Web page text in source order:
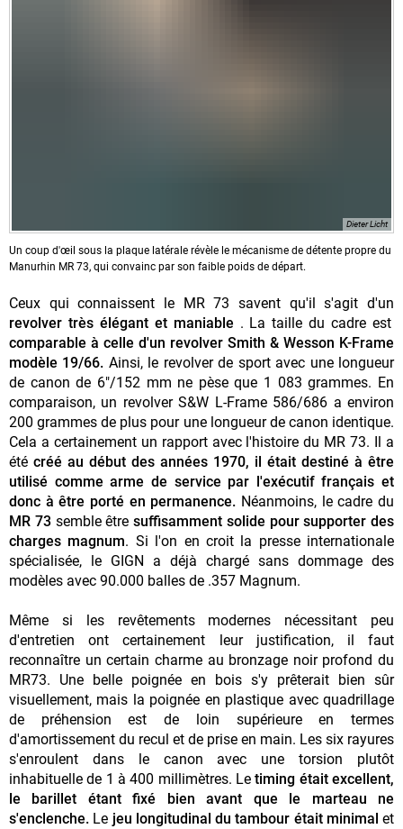
Dieter Licht
Un coup d'œil sous la plaque latérale révèle le mécanisme de détente propre du
Manurhin MR 73, qui convainc par son faible poids de départ.
Ceux qui connaissent le MR 73 savent qu'il s'agit d'un
revolver très élégant et maniable . La taille du cadre est
comparable à celle d'un revolver Smith & Wesson K-Frame
modèle 19/66. Ainsi, le revolver de sport avec une longueur
de canon de 6"/152 mm ne pèse que 1 083 grammes. En
comparaison, un revolver S&W L-Frame 586/686 a environ
200 grammes de plus pour une longueur de canon identique.
Cela a certainement un rapport avec l'histoire du MR 73. Il a
été créé au début des années 1970, il était destiné à être
utilisé comme arme de service par l'exécutif français et
donc à être porté en permanence. Néanmoins, le cadre du
MR 73semble être suffisamment solide pour supporter des
charges magnum. Si l'on en croit la presse internationale
spécialisée, le GIGN a déjà chargé sans dommage des
modèles avec 90.000 balles de .357 Magnum.
Même si les revêtements modernes nécessitant peu
d'entretien ont certainement leur justification, il faut
reconnaître un certain charme au bronzage noir profond du
MR73. Une belle poignée en bois s'y prêterait bien sûr
visuellement, mais la poignée en plastique avec quadrillage
de préhension est de loin supérieure en termes
d'amortissement du recul et de prise en main. Les six rayures
s'enroulent dans le canon avec une torsion plutôt
inhabituelle de 1 à 400 millimètres. Letiming était excellent,
le barillet étant fixé bien avant que le marteau ne
s'enclenche. Le jeu longitudinal du tambour était minimal et